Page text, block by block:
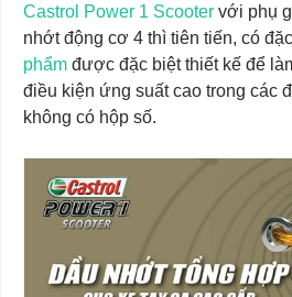
Castrol Power 1 Scooter với phụ
nhớt động cơ 4 thì tiên tiến, có
phẩm được đặc biệt thiết kế để
điều kiện ứng suất cao trong các
không có hộp số.